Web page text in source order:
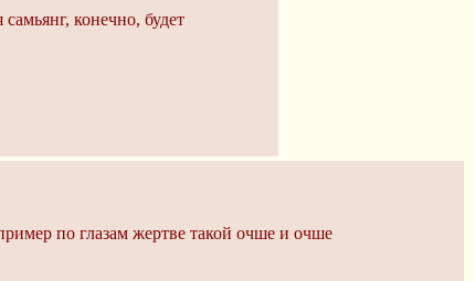
конечно, будет
по глазам жертве такой очше и очше